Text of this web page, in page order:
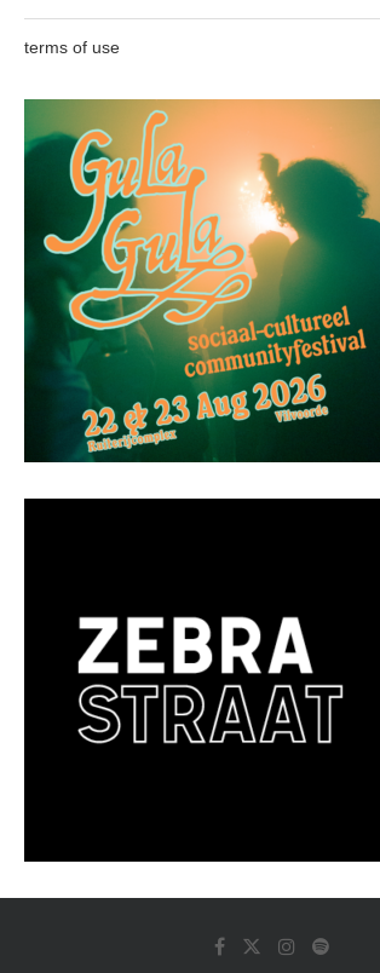
terms of use